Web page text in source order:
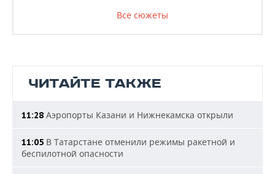
Все сюжеты
ЧИТАЙТЕ ТАКЖЕ
11:28 Аэропорты Казани и Нижнекамска открыли
11:05 В Татарстане отменили режимы ракетной и
беспилотной опасности